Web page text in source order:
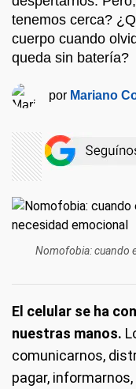
tenemos cerca?
cuerpo cuando
queda sin batería?
por Mariano
Nomofobia: cuando
El celular se ha
nuestras manos.
comunicarnos,
pagar,